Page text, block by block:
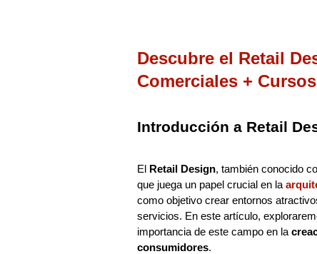
Descubre el Retail
Comerciales +
Introducción a Retail
El Retail Design, también conocido
que juega un papel crucial en la
como objetivo crear entornos
servicios. En este artículo,
importancia de este campo en la
consumidores.